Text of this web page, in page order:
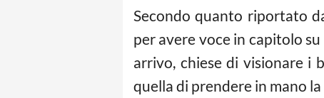
Secondo quanto riportato
per avere voce in capitolo
arrivo, chiese di visionare i
quella di prendere in mano